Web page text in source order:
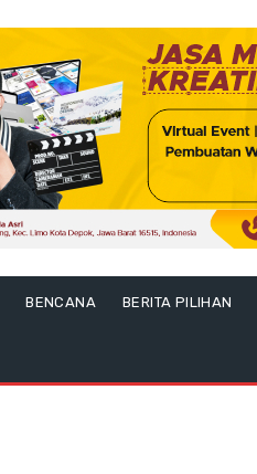
BENCANA BERITA PILIHAN